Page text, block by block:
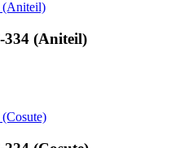
334 (Aniteil)